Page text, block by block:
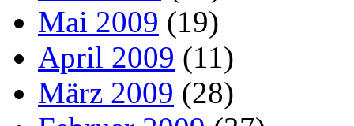
Mai 2009 (19)
April 2009 (11)
März 2009 (28)